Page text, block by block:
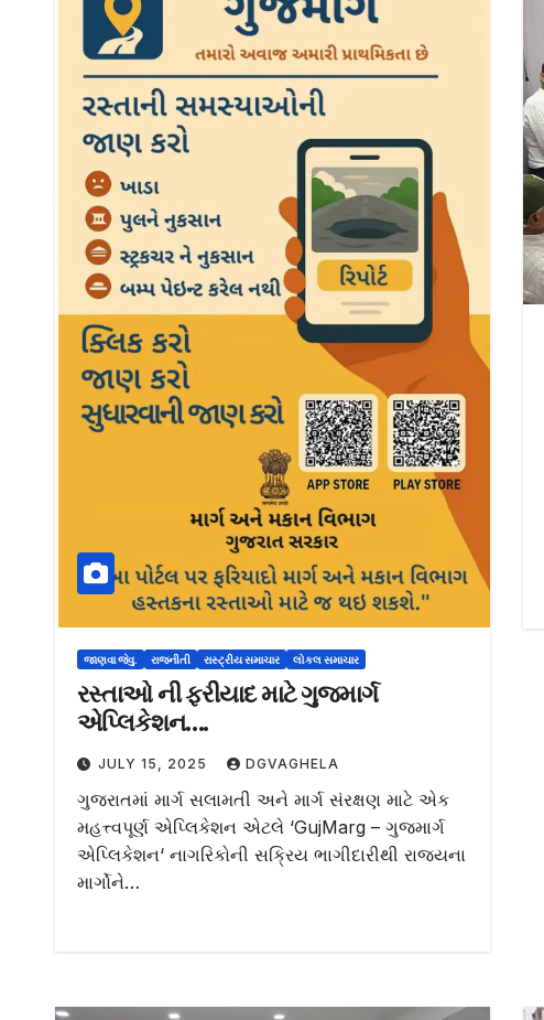
જાણવા જેવુ. રાજનીતી રાસ્ટ્રીય સમાચાર લોકલ સમાચાર
રસ્તાઓ ની ફરીયાદ માટે ગુજમાર્ગ
એપ્લિકેશન….
JULY 15, 2025 DGVAGHELA
ગુજરાતમાં માર્ગ સલામતી અને માર્ગ સંરક્ષણ માટે એક
મહત્ત્વપૂર્ણ એપ્લિકેશન એટલે ‘GujMarg – ગુજમાર્ગ
એપ્લિકેશન‘ નાગરિકોની સક્રિય ભાગીદારીથી રાજ્યના
માર્ગોને…